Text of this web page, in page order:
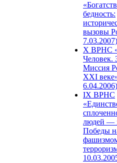
бедность:
вызовы
7.03.2007)
X ВРНС
Человек.
Миссия
XXI
6.04.2006)
IX ВРНС
людей —
Победы